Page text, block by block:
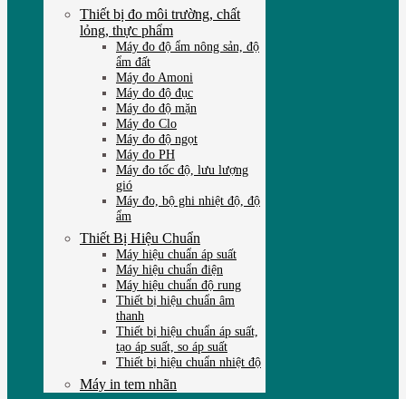
Thiết bị đo môi trường, chất
lỏng, thực phẩm
Máy đo độ ẩm nông sản, độ
ẩm đất
Máy đo Amoni
Máy đo độ đục
Máy đo độ mặn
Máy đo Clo
Máy đo độ ngọt
Máy đo PH
Máy đo tốc độ, lưu lượng
gió
Máy đo, bộ ghi nhiệt độ, độ
ẩm
Thiết Bị Hiệu Chuẩn
Máy hiệu chuẩn áp suất
Máy hiệu chuẩn điện
Máy hiệu chuẩn độ rung
Thiết bị hiệu chuẩn âm
thanh
Thiết bị hiệu chuẩn áp suất,
tạo áp suất, so áp suất
Thiết bị hiệu chuẩn nhiệt độ
Máy in tem nhãn